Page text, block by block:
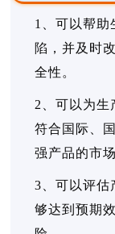
1、可以帮助
陷，并及时
全性。
2、可以为生
符合国际、
强产品的市
3、可以评估
够达到预期